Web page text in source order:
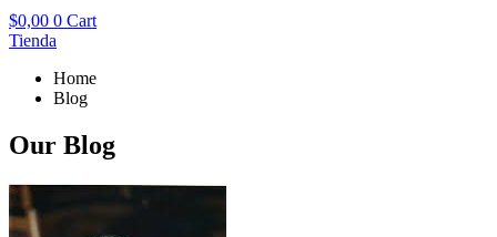
$0,00 0 Cart
Tienda
Home
Blog
Our Blog